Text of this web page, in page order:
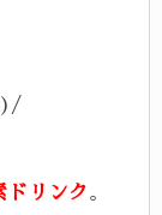
ドリンク。